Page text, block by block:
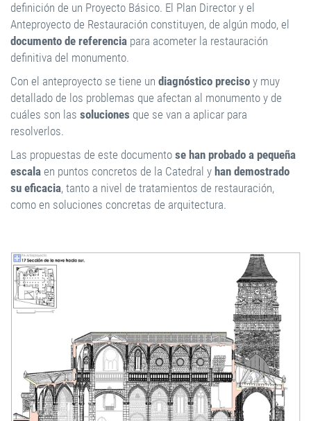
definición de un Proyecto Básico. El Plan Director y el
Anteproyecto de Restauración constituyen, de algún modo, el
documento de referencia para acometer la restauración
definitiva del monumento.
Con el anteproyecto se tiene un diagnóstico preciso y muy
detallado de los problemas que afectan al monumento y de
cuáles son las soluciones que se van a aplicar para
resolverlos.
Las propuestas de este documento se han probado a pequeña
escala en puntos concretos de la Catedral y han demostrado
su eficacia, tanto a nivel de tratamientos de restauración,
como en soluciones concretas de arquitectura.